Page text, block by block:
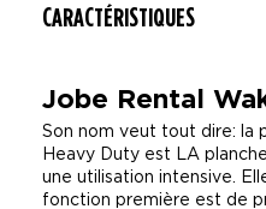
CARACTÉRISTIQUES
Jobe Rental
Son nom veut tout dire: la
Heavy Duty est LA
une utilisation intensive.
fonction première est de